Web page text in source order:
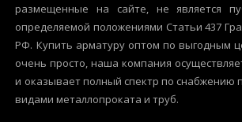
размещенные на сайте, не является
определяемой положениями Статьи 437
РФ. Купить арматуру оптом по выгодным
очень просто, наша компания
и оказывает полный спектр по снабжению
видами металлопроката и труб.